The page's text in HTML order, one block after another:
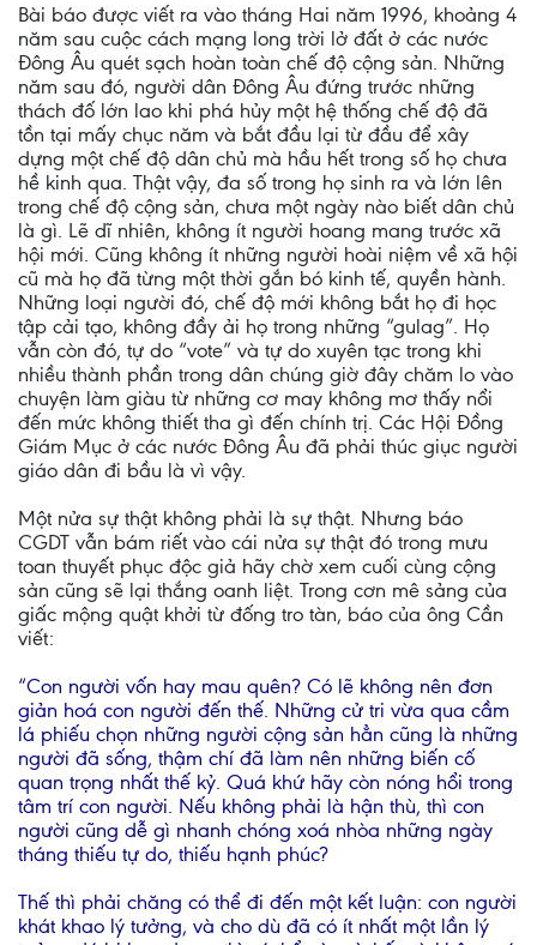
Bài báo được viết ra vào tháng Hai năm 1996, khoảng 4
năm sau cuộc cách mạng long trời lở đất ở các nước
Đông Âu quét sạch hoàn toàn chế độ cộng sản. Những
năm sau đó, người dân Đông Âu đứng trước những
thách đố lớn lao khi phá hủy một hệ thống chế độ đã
tồn tại mấy chục năm và bắt đầu lại từ đầu để xây
dựng một chế độ dân chủ mà hầu hết trong số họ chưa
hề kinh qua. Thật vậy, đa số trong họ sinh ra và lớn lên
trong chế độ cộng sản, chưa một ngày nào biết dân chủ
là gì. Lẽ dĩ nhiên, không ít người hoang mang trước xã
hội mới. Cũng không ít những người hoài niệm về xã hội
cũ mà họ đã từng một thời gắn bó kinh tế, quyền hành.
Những loại người đó, chế độ mới không bắt họ đi học
tập cải tạo, không đầy ải họ trong những “gulag”. Họ
vẫn còn đó, tự do “vote” và tự do xuyên tạc trong khi
nhiều thành phần trong dân chúng giờ đây chăm lo vào
chuyện làm giàu từ những cơ may không mơ thấy nổi
đến mức không thiết tha gì đến chính trị. Các Hội Đồng
Giám Mục ở các nước Đông Âu đã phải thúc giục người
giáo dân đi bầu là vì vậy.
Một nửa sự thật không phải là sự thật. Nhưng báo
CGDT vẫn bám riết vào cái nửa sự thật đó trong mưu
toan thuyết phục độc giả hãy chờ xem cuối cùng cộng
sản cũng sẽ lại thắng oanh liệt. Trong cơn mê sảng của
giấc mộng quật khởi từ đống tro tàn, báo của ông Cần
viết:
“Con người vốn hay mau quên? Có lẽ không nên đơn
giản hoá con người đến thế. Những cử tri vừa qua cầm
lá phiếu chọn những người cộng sản hẳn cũng là những
người đã sống, thậm chí đã làm nên những biến cố
quan trọng nhất thế kỷ. Quá khứ hãy còn nóng hổi trong
tâm trí con người. Nếu không phải là hận thù, thì con
người cũng dễ gì nhanh chóng xoá nhòa những ngày
tháng thiếu tự do, thiếu hạnh phúc?
Thế thì phải chăng có thể đi đến một kết luận: con người
khát khao lý tưởng, và cho dù đã có ít nhất một lần lý